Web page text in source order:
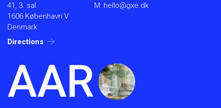
41, 3. sal
1606 København V
Denmark
Directions
M: hello@gxe.dk
AAR